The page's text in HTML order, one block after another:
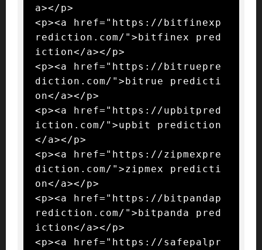
a></p>
<p><a href="https://bitfinexp
rediction.com/">bitfinex pred
iction</a></p>
<p><a href="https://bitruepre
diction.com/">bitrue predicti
on</a></p>
<p><a href="https://upbitpred
iction.com/">upbit prediction
</a></p>
<p><a href="https://zipmexpre
diction.com/">zipmex predicti
on</a></p>
<p><a href="https://bitpandap
rediction.com/">bitpanda pred
iction</a></p>
<p><a href="https://safepalpr